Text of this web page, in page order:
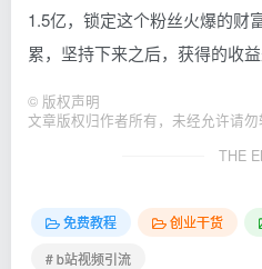
1.5亿，锁定这个粉丝火爆的财
累，坚持下来之后，获得的收益
© 版权声明
文章版权归作者所有，未经允许请勿
THE
免费教程 创业干货
# b站视频引流